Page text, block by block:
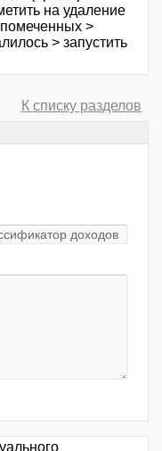
на удаление
>
> запустить
К списку разделов